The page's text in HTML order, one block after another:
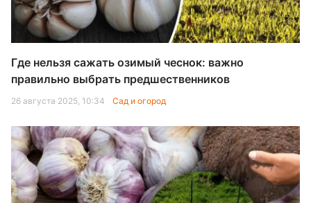
Где нельзя сажать озимый чеснок: важно
правильно выбрать предшественников
26 августа 2025, 10:34 Сад и огород